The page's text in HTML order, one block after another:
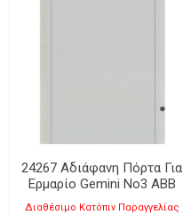
24267 Αδιάφανη Πόρτα Για
Ερμαρίο Gemini No3 ABB
Διαθέσιμο Κατόπιν Παραγγελίας